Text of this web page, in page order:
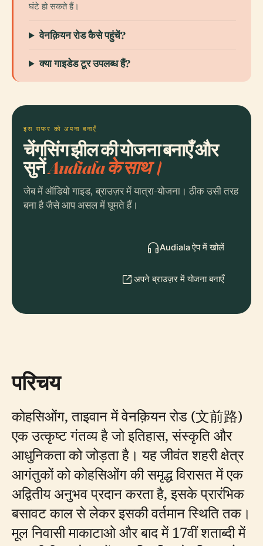
घंटे हो सकते हैं।
वेनक़ियन रोड कैसे पहुंचें?
क्या गाइडेड टूर उपलब्ध हैं?
इस सफर को अपना बनाएँ
चेंगसिंग झील की योजना बनाएँ और
सुनेंAudiala के साथ।
जेब में ऑडियो गाइड, ब्राउज़र में यात्रा-योजना। ठीक उसी तरह
बना है जैसे आप असल में घूमते हैं।
Audiala ऐप में खोलें
अपने ब्राउज़र में योजना बनाएँ
परिचय
काेहसिओंग, ताइवान में वेनक़ियन रोड (文前路)
एक उत्कृष्ट गंतव्य है जो इतिहास, संस्कृति और
आधुनिकता को जोड़ता है। यह जीवंत शहरी क्षेत्र
आगंतुकों को काेहसिओंग की समृद्ध विरासत में एक
अद्वितीय अनुभव प्रदान करता है, इसके प्रारंभिक
बसावट काल से लेकर इसकी वर्तमान स्थिति तक।
मूल निवासी माकाटाओ और बाद में 17वीं शताब्दी में